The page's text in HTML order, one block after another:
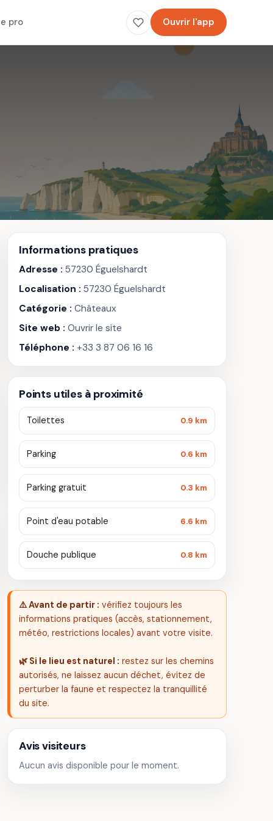
pro Ouvrir l'app
Informations pratiques
Adresse : 57230 Éguelshardt
Localisation : 57230 Éguelshardt
Catégorie : Châteaux
Site web : Ouvrir le site
Téléphone : +33 3 87 06 16 16
Points utiles à proximité
Toilettes 0.9 km
Parking 0.6 km
Parking gratuit 0.3 km
Point d'eau potable 6.6 km
Douche publique 0.8 km
⚠️ Avant de partir : vérifiez toujours les
informations pratiques (accès, stationnement,
météo, restrictions locales) avant votre visite.
🌿 Si le lieu est naturel : restez sur les chemins
autorisés, ne laissez aucun déchet, évitez de
perturber la faune et respectez la tranquillité
du site.
Avis visiteurs
Aucun avis disponible pour le moment.